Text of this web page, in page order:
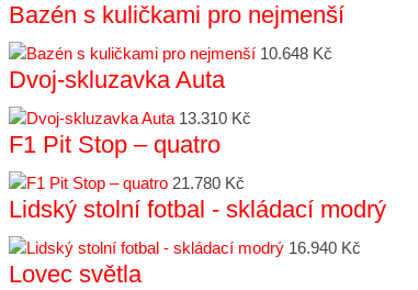
Bazén s kuličkami pro nejmenší
10.648 Kč
Dvoj-skluzavka Auta
13.310 Kč
F1 Pit Stop – quatro
21.780 Kč
Lidský stolní fotbal - skládací modrý
16.940 Kč
Lovec světla